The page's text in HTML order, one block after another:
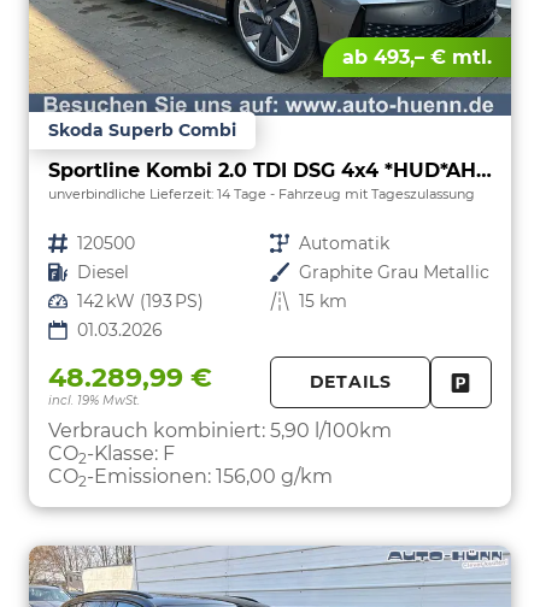
ab 493,– € mtl.
Skoda Superb Combi
Sportline Kombi 2.0 TDI DSG 4x4 *HUD*AHK*Navi*Matrix*AssistenzPlus*NAVI*E-Heck*Keyless
unverbindliche Lieferzeit: 14 Tage Fahrzeug mit Tageszulassung
Fahrzeugnr. 120500 Getriebe Automatik
Kraftstoff Diesel Außenfarbe Graphite Grau Metallic
Leistung 142 kW (193 PS) Kilometerstand 15 km
01.03.2026
48.289,99 €
incl. 19% MwSt.
DETAILS
Verbrauch kombiniert: 5,90 l/100km
CO2-Klasse: F
CO2-Emissionen: 156,00 g/km